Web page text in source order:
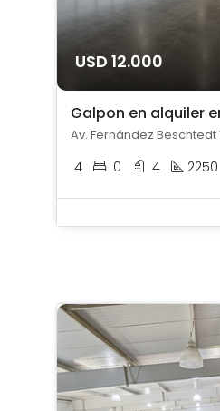
USD 12.000
Galpon en alquiler
Av. Fernández Beschtedt
4 0 4 2250